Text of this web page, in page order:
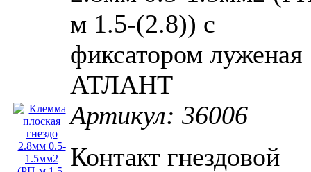
м 1.5-(2.8)) с
фиксатором луженая
АТЛАНТ
Артикул: 36006
Контакт гнездовой